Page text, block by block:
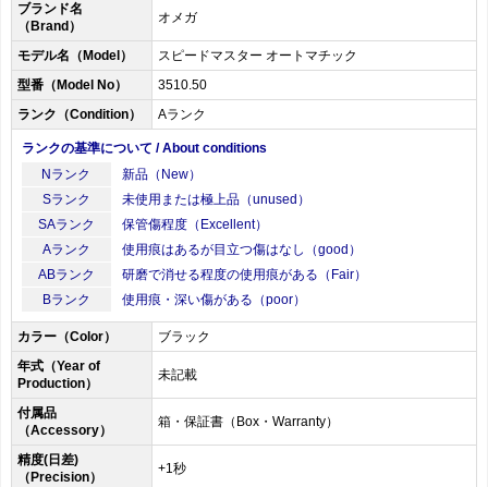
ブランド名
（Brand）
オメガ
モデル名（Model）
スピードマスター オートマチック
型番（Model No）
3510.50
ランク（Condition）
Aランク
ランクの基準について / About conditions
Nランク
新品（New）
Sランク
未使用または極上品（unused）
SAランク
保管傷程度（Excellent）
Aランク
使用痕はあるが目立つ傷はなし（good）
ABランク
研磨で消せる程度の使用痕がある（Fair）
Bランク
使用痕・深い傷がある（poor）
カラー（Color）
ブラック
年式（Year of
Production）
未記載
付属品
（Accessory）
箱・保証書（Box・Warranty）
精度(日差)
（Precision）
+1秒